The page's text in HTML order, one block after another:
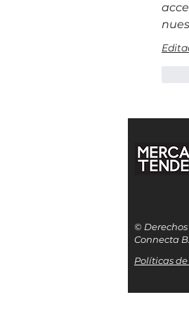
©
Connecta
Políticas